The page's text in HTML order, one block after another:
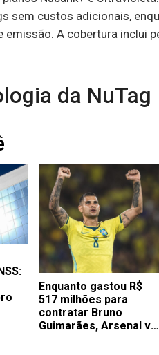
sem custos adicionais,
A cobertura inclui
da NuTag
Enquanto gastou R$
517 milhões para
contratar Bruno
Guimarães, Arsenal vai